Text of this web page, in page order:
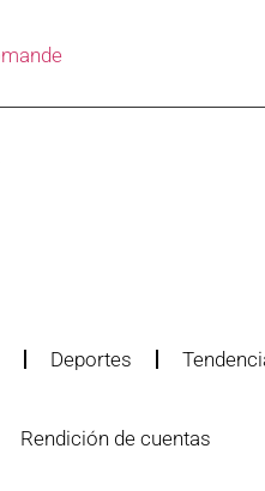
Deportes
Rendición de cuentas